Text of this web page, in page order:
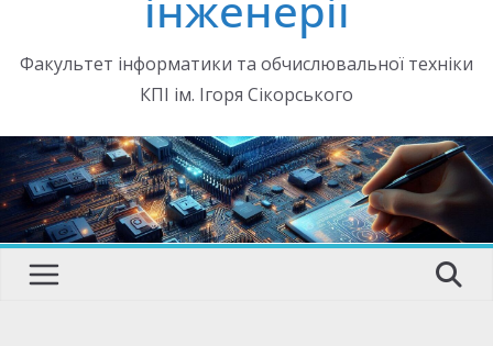
Факультет інформатики та обчислювальної техніки
КПІ ім. Ігоря Сікорського